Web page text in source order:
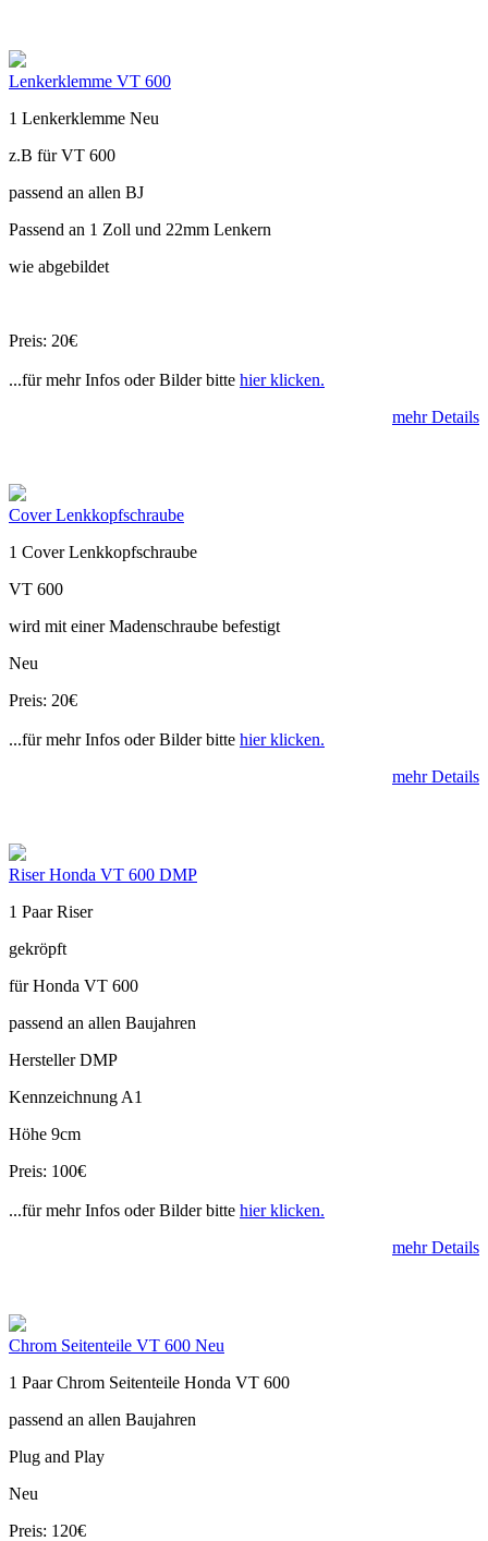
Lenkerklemme VT 600
1 Lenkerklemme Neu
z.B für VT 600
passend an allen BJ
Passend an 1 Zoll und 22mm Lenkern
wie abgebildet
Preis: 20€
...für mehr Infos oder Bilder bitte hier klicken.
mehr Details
Cover Lenkkopfschraube
1 Cover Lenkkopfschraube
VT 600
wird mit einer Madenschraube befestigt
Neu
Preis: 20€
...für mehr Infos oder Bilder bitte hier klicken.
mehr Details
Riser Honda VT 600 DMP
1 Paar Riser
gekröpft
für Honda VT 600
passend an allen Baujahren
Hersteller DMP
Kennzeichnung A1
Höhe 9cm
Preis: 100€
...für mehr Infos oder Bilder bitte hier klicken.
mehr Details
Chrom Seitenteile VT 600 Neu
1 Paar Chrom Seitenteile Honda VT 600
passend an allen Baujahren
Plug and Play
Neu
Preis: 120€